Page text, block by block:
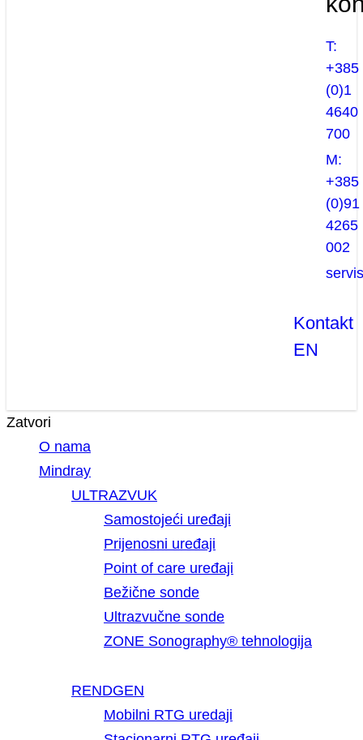
T:
+385
(0)1
4640
700
M:
+385
(0)91
4265
002
Kontakt
EN
Zatvori
O nama
Mindray
ULTRAZVUK
Samostojeći uređaji
Prijenosni uređaji
Point of care uređaji
Bežične sonde
Ultrazvučne sonde
ZONE Sonography® tehnologija
RENDGEN
Mobilni RTG uredaji